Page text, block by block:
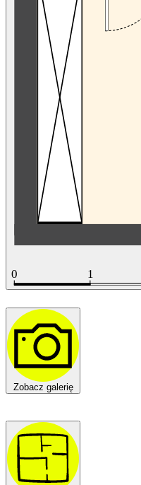
Zobacz galerię